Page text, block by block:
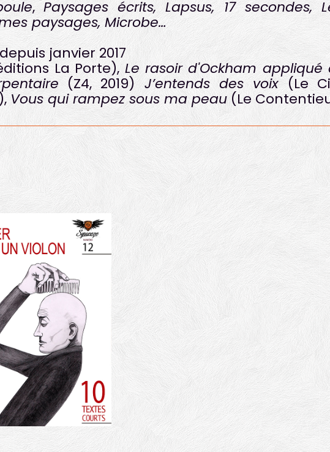
, Paysages écrits, Lapsus, 17 secondes,
paysages, Microbe…
depuis janvier 2017
La Porte), Le rasoir d'Ockham
(Z4, 2019) J’entends des voix (Le
Vous qui rampez sous ma peau (Le